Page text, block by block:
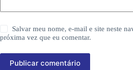
Salvar meu nome, e-mail e site neste
próxima vez que eu comentar.
Publicar comentário